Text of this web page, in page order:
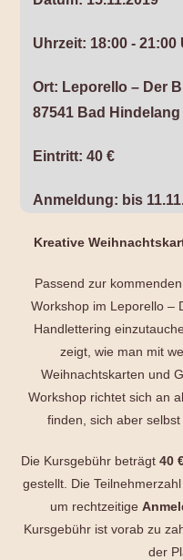
Uhrzeit: 18:00 - 21:00
Ort: Leporello – Der
87541 Bad Hindelang
Eintritt: 40 €
Anmeldung: bis
Kreative
Passend zur
Workshop im Leporello –
Handlettering
zeigt, wie man mit
Weihnachtskarten und
Workshop richtet sich an
finden, sich aber
Die Kursgebühr beträgt 40
gestellt. Die
um rechtzeitige
Kursgebühr ist vorab zu
der